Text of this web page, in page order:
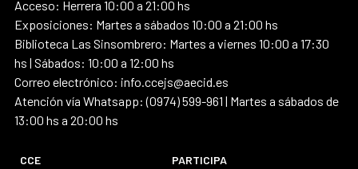
Acceso: Herrera 10:00 a 21:00 hs
Exposiciones: Martes a sábados 10:00 a 21:00 hs
Biblioteca Las Sinsombrero: Martes a viernes 10:00 a 17:30
hs | Sábados: 10:00 a 12:00 hs
Correo electrónico: info.ccejs@aecid.es
Atención vía Whatsapp: (0974) 599-961 | Martes a sábados de
13:00 hs a 20:00 hs
CCE
PARTICIPA